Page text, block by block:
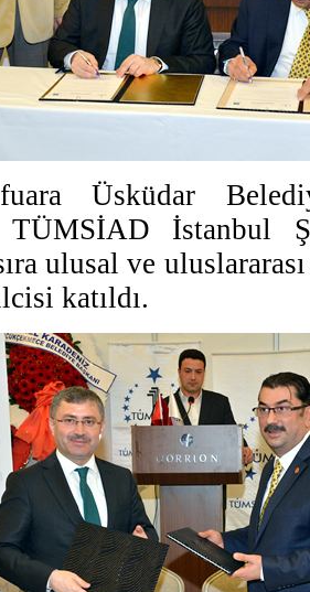
Üsküdar
İstanbul
ulusal ve
katıldı.